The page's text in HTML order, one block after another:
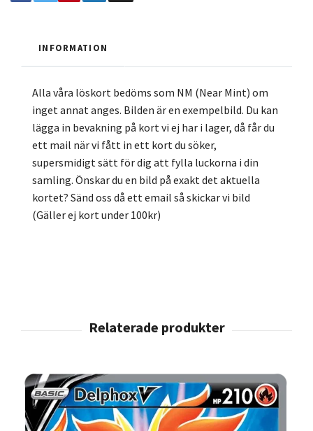
INFORMATION
Alla våra löskort bedöms som NM (Near Mint) om
inget annat anges. Bilden är en exempelbild. Du kan
lägga in bevakning på kort vi ej har i lager, då får du
ett mail när vi fått in ett kort du söker,
supersmidigt sätt för dig att fylla luckorna i din
samling. Önskar du en bild på exakt det aktuella
kortet? Sänd oss då ett email så skickar vi bild
(Gäller ej kort under 100kr)